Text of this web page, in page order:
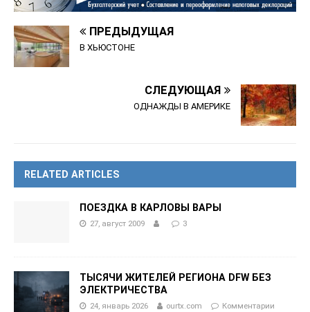
ПРЕДЫДУЩАЯ
В ХЬЮСТОНЕ
СЛЕДУЮЩАЯ
ОДНАЖДЫ В АМЕРИКЕ
RELATED ARTICLES
ПОЕЗДКА В КАРЛОВЫ ВАРЫ
27, август 2009 3
ТЫСЯЧИ ЖИТЕЛЕЙ РЕГИОНА DFW БЕЗ
ЭЛЕКТРИЧЕСТВА
24, январь 2026 ourtx.com
Комментарии